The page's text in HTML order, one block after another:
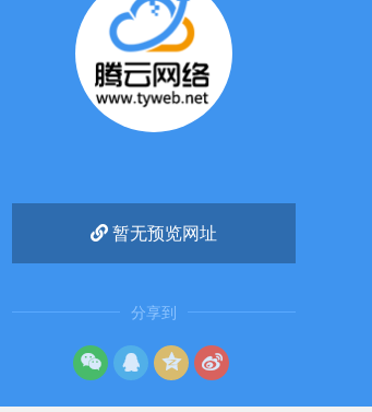
暂无预览网址
分享到